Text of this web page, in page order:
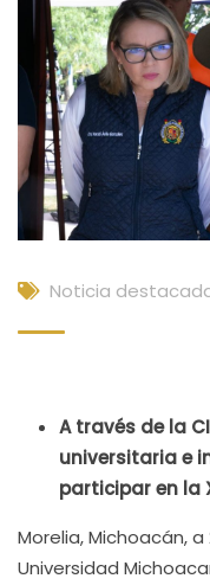
Noticia
A través de la
universitaria e
participar en la
Morelia, Michoacán,
Universidad